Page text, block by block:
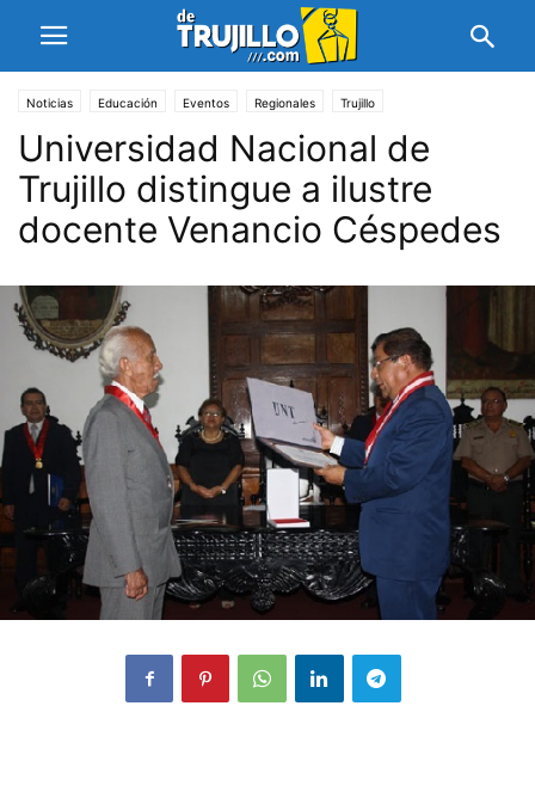
Noticias Educación Eventos Regionales Trujillo
Universidad Nacional de
Trujillo distingue a ilustre
docente Venancio Céspedes